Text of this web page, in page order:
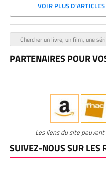
VOIR PLUS
PARTENAIRES POUR
Les liens du site
SUIVEZ-NOUS SUR LES